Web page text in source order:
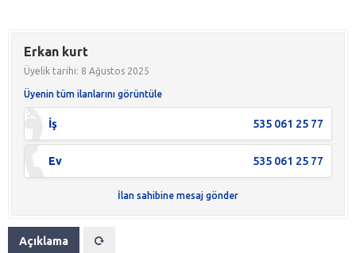
Erkan kurt
Üyelik tarihi: 8 Ağustos 2025
Üyenin tüm ilanlarını görüntüle
İş 535 061 25 77
Ev 535 061 25 77
İlan sahibine mesaj gönder
Açıklama